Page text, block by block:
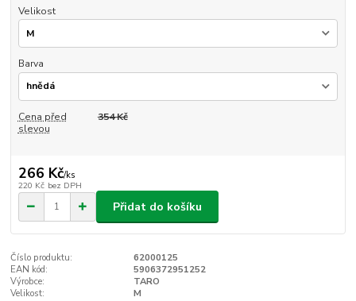
Velikost
Barva
Cena před
slevou
354 Kč
266 Kč/ks
220 Kč bez DPH
Přidat do košíku
Číslo produktu:
62000125
EAN kód:
5906372951252
Výrobce:
TARO
Velikost:
M